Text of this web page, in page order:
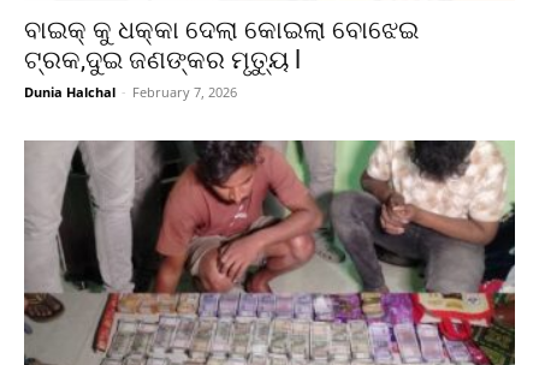
ବାଇକ୍ କୁ ଧକ୍କା ଦେଲା କୋଇଲା ବୋଝେଇ
ଟ୍ରକ,ଦୁଇ ଜଣଙ୍କର ମୃତ୍ୟୁ l
Dunia Halchal - February 7, 2026